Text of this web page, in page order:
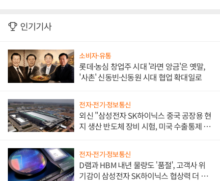
인기기사
소비자·유통
롯데·농심 창업주 시대 '라면 앙금'은 옛말,
'사촌' 신동빈·신동원 시대 협업 확대일로
전자·전기·정보통신
외신 "삼성전자 SK하이닉스 중국 공장용 현
지 생산 반도체 장비 시험, 미국 수출통제 대
전자·전기·정보통신
D램과 HBM 내년 물량도 '품절', 고객사 위
기감이 삼성전자 SK하이닉스 협상력 더 키